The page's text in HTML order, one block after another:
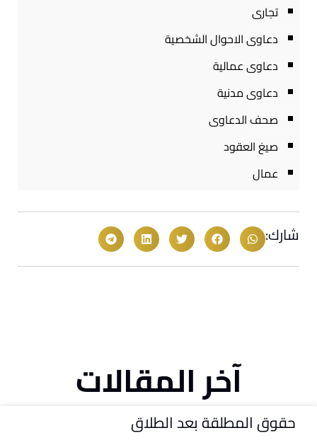
تجارى
دعاوى الاحوال الشخصية
دعاوى عمالية
دعاوى مدنية
صحف الدعاوى
صيغ العقود
عمال
شارك:
آخر المقالات
حقوق المطلقة بعد الطلاق